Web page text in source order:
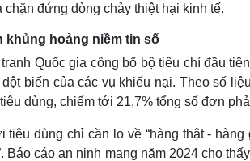
Di sản
chặn đứng dòng chảy thiệt hại kinh tế.
khủng hoảng niềm tin số
Quốc gia công bố bộ tiêu chí đầu
biến của các vụ khiếu nại. Theo số
dùng, chiếm tới 21,7% tổng số đơn
dùng chỉ cần lo về “hàng thật -
Báo cáo an ninh mạng năm 2024 cho